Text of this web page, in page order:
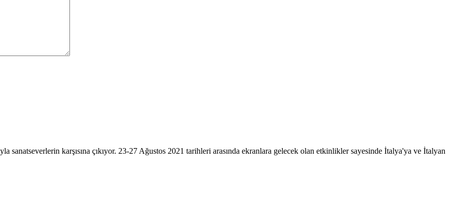
sanatseverlerin karşısına çıkıyor. 23-27 Ağustos 2021 tarihleri arasında ekranlara gelecek olan etkinlikler sayesinde İtalya'ya ve İtalyan